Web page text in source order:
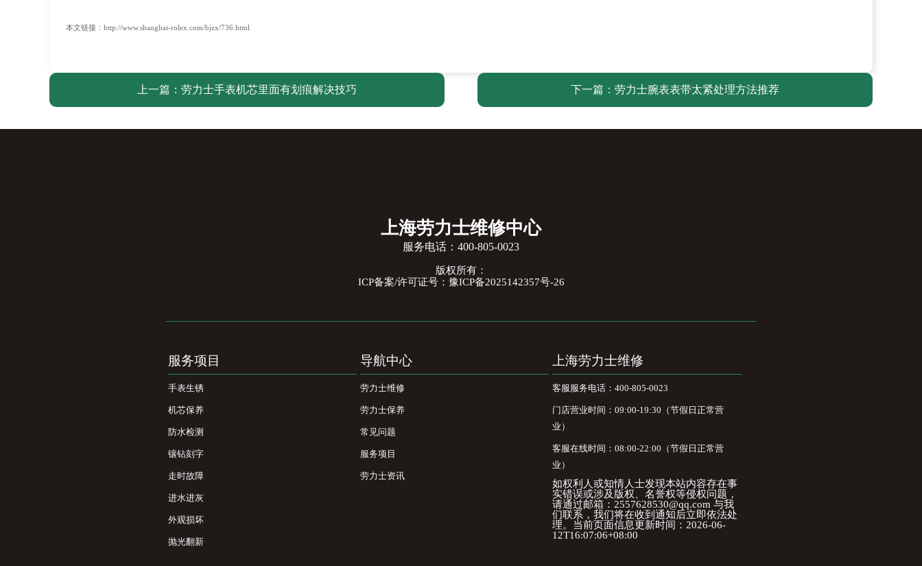
本文链接：http://www.shanghai-rolex.com/bjzx/736.html
上一篇： 劳力士手表机芯里面有划痕解决技巧 下一篇： 劳力士腕表表带太紧处理方法推荐
上海劳力士维修中心
服务电话： 400-805-0023
版权所有：
ICP备案/许可证号：豫ICP备2025142357号-26
服务项目
手表生锈
机芯保养
防水检测
镶钻刻字
走时故障
进水进灰
外观损坏
抛光翻新
导航中心
劳力士维修
劳力士保养
常见问题
服务项目
劳力士资讯
上海劳力士维修
客服服务电话：400-805-0023
门店营业时间：09:00-19:30（节假日正常营
业）
客服在线时间：08:00-22:00（节假日正常营
业）
如权利人或知情人士发现本站内容存在事
实错误或涉及版权、名誉权等侵权问题，
请通过邮箱：2557628530@qq.com 与我
们联系，我们将在收到通知后立即依法处
理。当前页面信息更新时间：2026-06-
12T16:07:06+08:00